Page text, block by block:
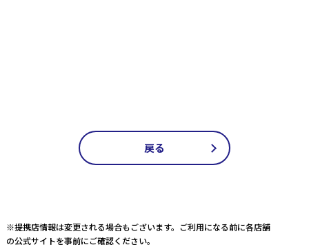
戻る
※提携店情報は変更される場合もございます。ご利用になる前に各店舗
の公式サイトを事前にご確認ください。